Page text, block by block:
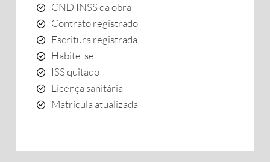
CND INSS da obra
Contrato registrado
Escritura registrada
Habite-se
ISS quitado
Licença sanitária
Matrícula atualizada